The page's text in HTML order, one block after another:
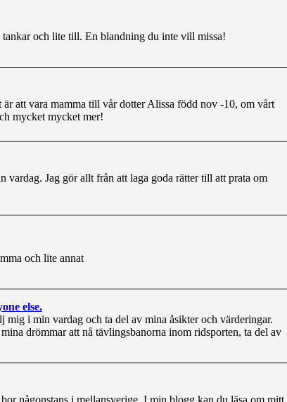
och lite till. En blandning du inte vill missa!
att vara mamma till vår dotter Alissa född nov -10, om vårt
mycket mycket mer!
vardag. Jag gör allt från att laga goda rätter till att prata om
och lite annat
else.
i min vardag och ta del av mina åsikter och värderingar.
drömmar att nå tävlingsbanorna inom ridsporten, ta del av
någonstans i mellansverige. I min blogg kan du läsa om mitt